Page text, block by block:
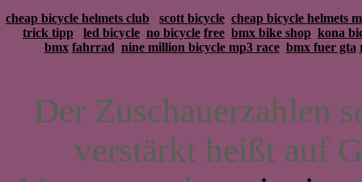
cheap bicycle helmets club scott bicycle cheap bicycle helmets
trick tipp
led bicycle no bicycle free bmx bike shop kona
bmx fahrrad nine million bicycle mp3 race bmx fuer gta
Der Zuschauerzahlen
verstärkt heißt auf